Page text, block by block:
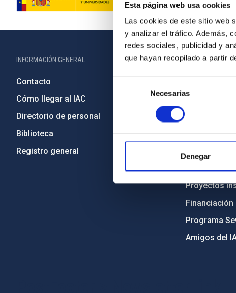
Esta página web usa cookies
Las cookies de este sitio web
y analizar el tráfico. Además,
redes sociales, publicidad y
que hayan recopilado a partir
consentimiento
Necesarias
Denegar
INFORMACIÓN GENERAL
Contacto
Cómo llegar al IAC
Directorio de personal
Biblioteca
Registro general
INFORMACIÓN
Transparencia
Código
Igualdad y
Medio
Proyectos
Financiación
Programa
Amigos del